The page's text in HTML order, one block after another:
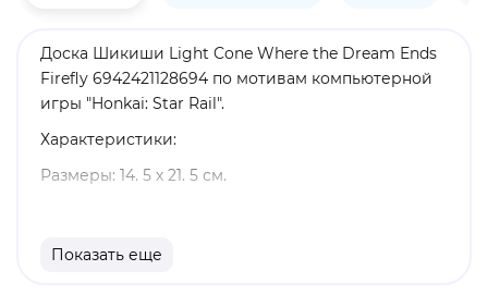
Доска Шикиши Light Cone Where the Dream Ends
Firefly 6942421128694 по мотивам компьютерной
игры "Honkai: Star Rail".
Характеристики:
Размеры: 14. 5 х 21. 5 см.
Оригинальный и официально лицензированный
Показать еще